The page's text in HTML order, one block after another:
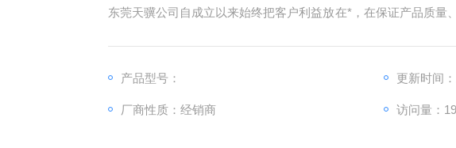
东莞天骥公司自成立以来始终把客户利益放在*，在保证产品质量
地区形成了稳定、高效的供应链体系。多年来在公司一支经验丰
产品型号： 更新时间
厂商性质：经销商 访问量：